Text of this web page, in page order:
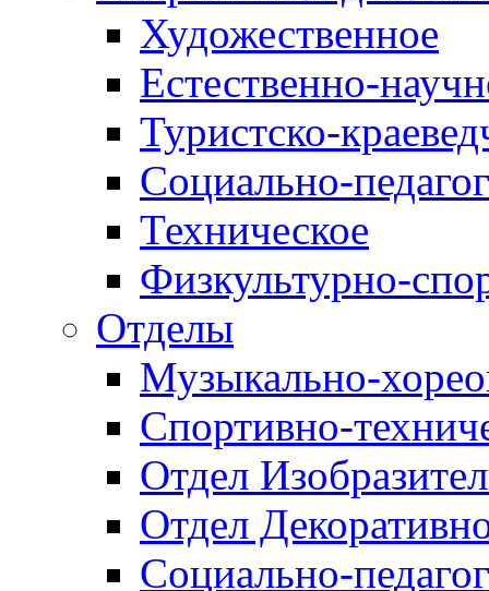
Художественное
Естественно-
Туристско-
Социально-
Техническое
Физкультурно-
Отделы
Музыкально-
Спортивно-
Отдел
Отдел
Социально-